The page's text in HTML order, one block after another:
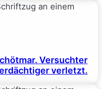
Versuchter
verletzt.